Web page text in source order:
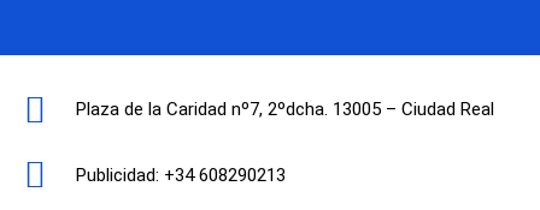
Plaza de la Caridad nº7, 2ºdcha. 13005 – Ciudad Real
Publicidad: +34 608290213